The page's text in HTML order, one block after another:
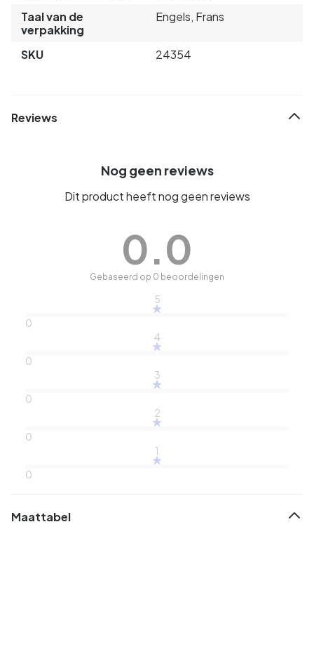
Taal van de
verpakking
Engels, Frans
SKU 24354
Reviews
Nog geen reviews
Dit product heeft nog geen reviews
0.0
Gebaseerd op 0 beoordelingen
5
0
4
0
3
0
2
0
1
0
Maattabel